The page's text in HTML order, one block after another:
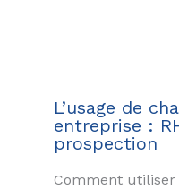
L’usage de
entreprise :
prospection
Comment utiliser